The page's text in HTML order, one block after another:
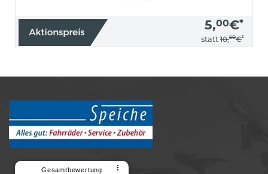
5,00€*
statt 10,50€*
Gesamtbewertung ⠇